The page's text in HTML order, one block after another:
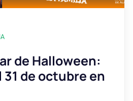
de Halloween:
31 de octubre en